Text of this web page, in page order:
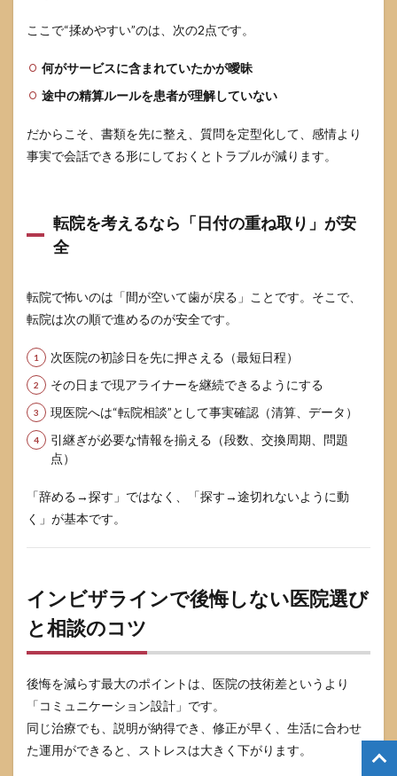
ここで“揉めやすい”のは、次の2点です。
何がサービスに含まれていたかが曖昧
途中の精算ルールを患者が理解していない
だからこそ、書類を先に整え、質問を定型化して、感情より
事実で会話できる形にしておくとトラブルが減ります。
転院を考えるなら「日付の重ね取り」が安
全
転院で怖いのは「間が空いて歯が戻る」ことです。そこで、
転院は次の順で進めるのが安全です。
次医院の初診日を先に押さえる（最短日程）
その日まで現アライナーを継続できるようにする
現医院へは“転院相談”として事実確認（清算、データ）
引継ぎが必要な情報を揃える（段数、交換周期、問題
点）
「辞める→探す」ではなく、「探す→途切れないように動
く」が基本です。
インビザラインで後悔しない医院選び
と相談のコツ
後悔を減らす最大のポイントは、医院の技術差というより
「コミュニケーション設計」です。
同じ治療でも、説明が納得でき、修正が早く、生活に合わせ
た運用ができると、ストレスは大きく下がります。